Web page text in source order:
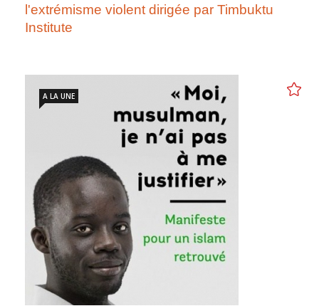
l'extrémisme violent dirigée par Timbuktu
Institute
A LA UNE